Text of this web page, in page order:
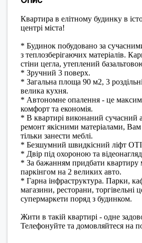
Квартира в елітному будинку в
центрі міста!
* Будинок побудовано за
з теплозберігаючих матеріалів.
стіни цегла, утеплений
* Зручний 3 поверх.
* Загальна площа 90 м2, 3
велика кухня.
* Автономне опалення - це
комфорт та економія.
* В квартирі виконаний сучасний
ремонт якісними матеріалами,
тільки занести меблі.
* Безшумний швидкісний ліфт
* Двір під охороною та
* За бажанням придбати квартиру
паркінгом на 2 великих авто.
* Гарна інфраструктура. Парки,
магазини, ресторани, торгівельні
супермаркети поряд з будинком.
Жити в такій квартирі - одне
Телефонуйте та домовляйтеся на